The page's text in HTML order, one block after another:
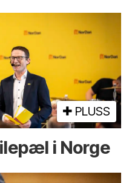
PLUSS
i Norge